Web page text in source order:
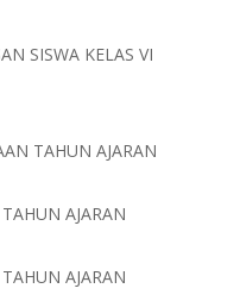
SISWA KELAS VI
TAHUN AJARAN
AJARAN
AJARAN